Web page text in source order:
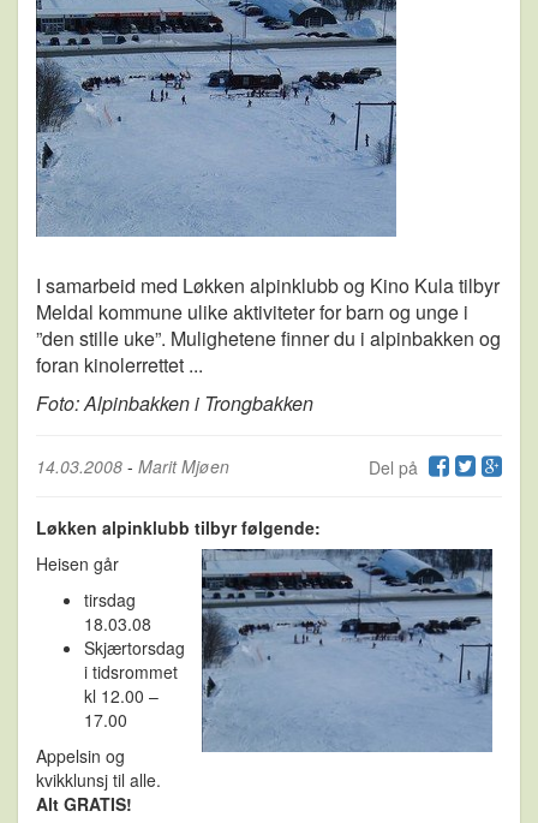
I samarbeid med Løkken alpinklubb og Kino Kula tilbyr
Meldal kommune ulike aktiviteter for barn og unge i
”den stille uke”. Mulighetene finner du i alpinbakken og
foran kinolerrettet ...
Foto: Alpinbakken i Trongbakken
Del på
14.03.2008 - Marit Mjøen
Løkken alpinklubb tilbyr følgende:
Heisen går
tirsdag
18.03.08
Skjærtorsdag
i tidsrommet
kl 12.00 –
17.00
Appelsin og
kvikklunsj til alle.
Alt GRATIS!